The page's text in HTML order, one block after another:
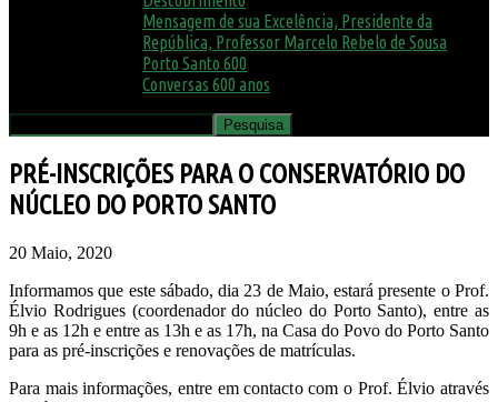
Mensagem de sua Excelência, Presidente da
República, Professor Marcelo Rebelo de Sousa
Porto Santo 600
Conversas 600 anos
PRÉ-INSCRIÇÕES PARA O CONSERVATÓRIO DO
NÚCLEO DO PORTO SANTO
20 Maio, 2020
Informamos que este sábado, dia 23 de Maio, estará presente o Prof.
Élvio Rodrigues (coordenador do núcleo do Porto Santo), entre as
9h e as 12h e entre as 13h e as 17h, na Casa do Povo do Porto Santo
para as pré-inscrições e renovações de matrículas.
Para mais informações, entre em contacto com o Prof. Élvio através